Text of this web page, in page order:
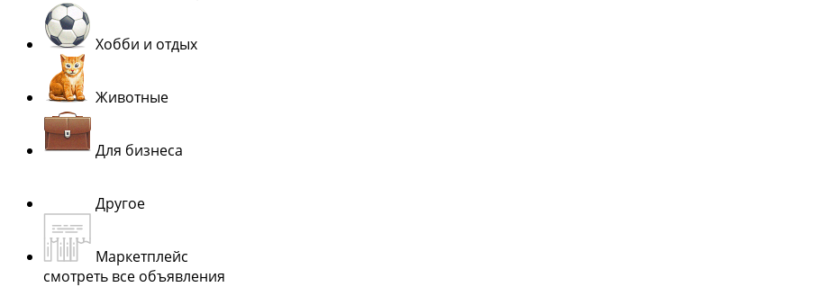
Хобби и отдых
Животные
Для бизнеса
Другое
Маркетплейс
смотреть все объявления